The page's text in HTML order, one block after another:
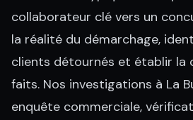
collaborateur clé vers un
la réalité du démarchage,
clients détournés et établir la
faits. Nos investigations à La
enquête commerciale,